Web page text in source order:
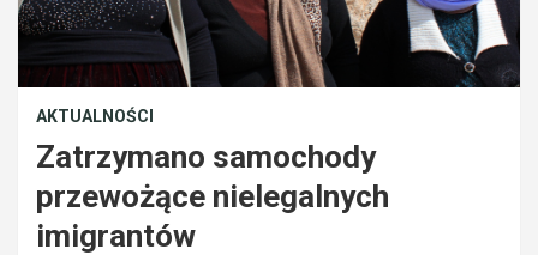
AKTUALNOŚCI
Zatrzymano samochody
przewożące nielegalnych
imigrantów